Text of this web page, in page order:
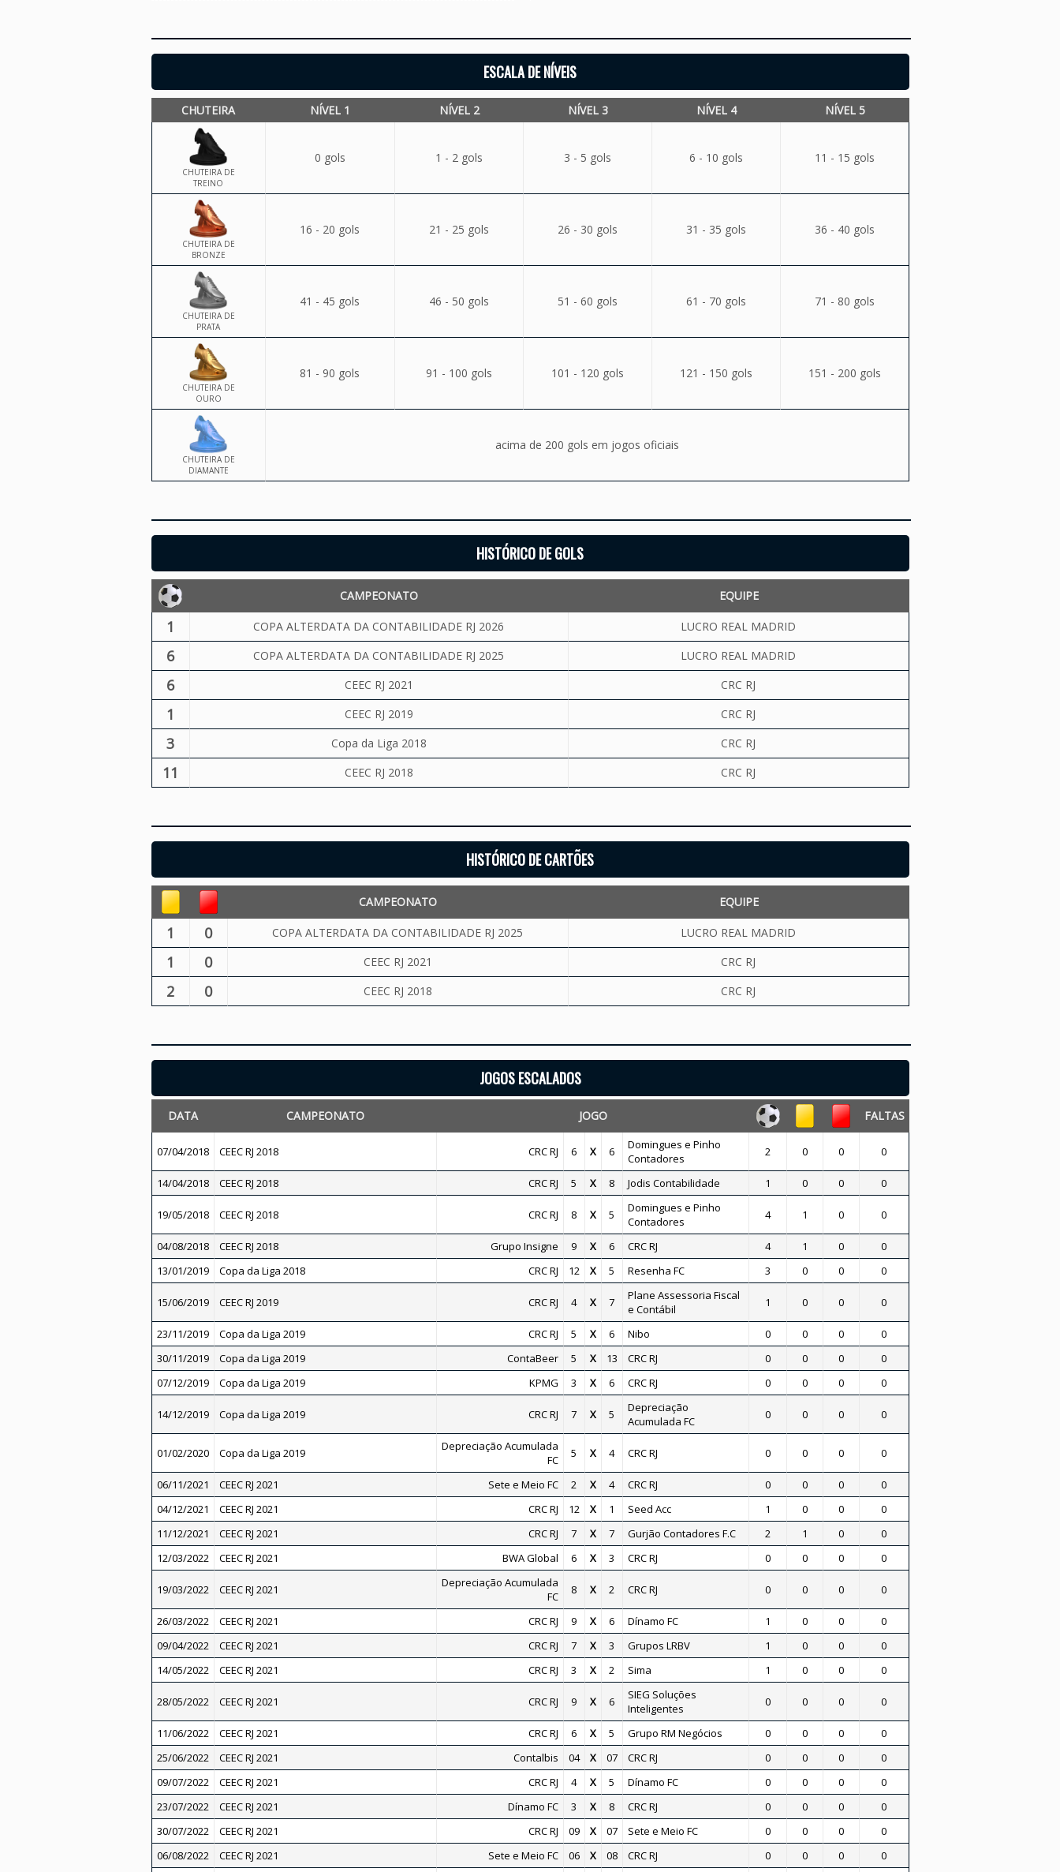
ESCALA DE NÍVEIS
CHUTEIRA NÍVEL 1 NÍVEL 2 NÍVEL 3 NÍVEL 4 NÍVEL 5
CHUTEIRA DE
TREINO
0 gols 1 - 2 gols 3 - 5 gols 6 - 10 gols 11 - 15 gols
CHUTEIRA DE
BRONZE
16 - 20 gols 21 - 25 gols 26 - 30 gols 31 - 35 gols 36 - 40 gols
CHUTEIRA DE
PRATA
41 - 45 gols 46 - 50 gols 51 - 60 gols 61 - 70 gols 71 - 80 gols
CHUTEIRA DE
OURO
81 - 90 gols 91 - 100 gols 101 - 120 gols 121 - 150 gols 151 - 200 gols
CHUTEIRA DE
DIAMANTE
acima de 200 gols em jogos oficiais
HISTÓRICO DE GOLS
CAMPEONATO EQUIPE
1 COPA ALTERDATA DA CONTABILIDADE RJ 2026 LUCRO REAL MADRID
6 COPA ALTERDATA DA CONTABILIDADE RJ 2025 LUCRO REAL MADRID
6 CEEC RJ 2021 CRC RJ
1 CEEC RJ 2019 CRC RJ
3 Copa da Liga 2018 CRC RJ
11 CEEC RJ 2018 CRC RJ
HISTÓRICO DE CARTÕES
CAMPEONATO EQUIPE
1 0 COPA ALTERDATA DA CONTABILIDADE RJ 2025 LUCRO REAL MADRID
1 0 CEEC RJ 2021 CRC RJ
2 0 CEEC RJ 2018 CRC RJ
JOGOS ESCALADOS
DATA CAMPEONATO JOGO FALTAS
07/04/2018 CEEC RJ 2018 CRC RJ 6 X 6
Domingues e Pinho
Contadores
2 0 0 0
14/04/2018 CEEC RJ 2018 CRC RJ 5 X 8 Jodis Contabilidade 1 0 0 0
19/05/2018 CEEC RJ 2018 CRC RJ 8 X 5
Domingues e Pinho
Contadores
4 1 0 0
04/08/2018 CEEC RJ 2018 Grupo Insigne 9 X 6 CRC RJ 4 1 0
0
13/01/2019
Copa da Liga 2018 CRC RJ 12 X 5 Resenha FC 3 0 0 0
15/06/2019 CEEC RJ 2019 CRC RJ 4 X 7
Plane Assessoria Fiscal
e Contábil
1 0 0 0
23/11/2019 Copa da Liga 2019 CRC RJ 5 X 6 Nibo 0 0 0
0
30/11/2019
Copa da Liga 2019 ContaBeer 5 X 13 CRC RJ 0 0 0
0
07/12/2019
Copa da Liga 2019 KPMG 3 X 6 CRC RJ 0 0 0 0
14/12/2019 Copa da Liga 2019 CRC RJ 7 X 5
Depreciação
Acumulada FC
0 0 0 0
01/02/2020 Copa da Liga 2019
Depreciação Acumulada
FC
5 X 4 CRC RJ 0 0 0 0
06/11/2021 CEEC RJ 2021 Sete e Meio FC 2 X 4 CRC RJ 0 0 0
0
04/12/2021
CEEC RJ 2021 CRC RJ 12 X 1 Seed Acc 1 0 0
0
11/12/2021
CEEC RJ 2021 CRC RJ 7 X 7 Gurjão Contadores F.C 2 1 0
0
12/03/2022
CEEC RJ 2021 BWA Global 6 X 3 CRC RJ 0 0 0 0
19/03/2022 CEEC RJ 2021
Depreciação Acumulada
FC
8 X 2 CRC RJ 0 0 0 0
26/03/2022 CEEC RJ 2021 CRC RJ 9 X 6 Dínamo FC 1 0 0
0
09/04/2022
CEEC RJ 2021 CRC RJ 7 X 3 Grupos LRBV 1 0 0
0
14/05/2022
CEEC RJ 2021 CRC RJ 3 X 2 Sima 1 0 0 0
28/05/2022 CEEC RJ 2021 CRC RJ 9 X 6
SIEG Soluções
Inteligentes
0 0 0 0
11/06/2022 CEEC RJ 2021 CRC RJ 6 X 5 Grupo RM Negócios 0 0 0
0
25/06/2022
CEEC RJ 2021 Contalbis 04 X 07 CRC RJ 0 0 0
0
09/07/2022
CEEC RJ 2021 CRC RJ 4 X 5 Dínamo FC 0 0 0
0
23/07/2022
CEEC RJ 2021 Dínamo FC 3 X 8 CRC RJ 0 0 0
0
30/07/2022
CEEC RJ 2021 CRC RJ 09 X 07 Sete e Meio FC 0 0 0
0
06/08/2022
CEEC RJ 2021 Sete e Meio FC 06 X 08 CRC RJ 0 0 0 0